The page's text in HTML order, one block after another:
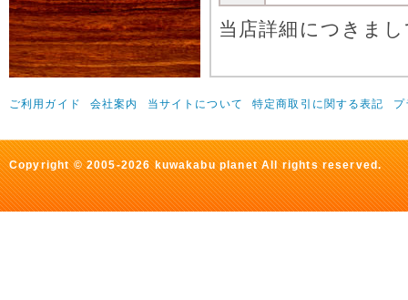
当店詳細につきま
ご利用ガイド 会社案内 当サイトについて 特定商取引に関する表記 プ
Copyright © 2005-2026 kuwakabu planet All rights reserved.